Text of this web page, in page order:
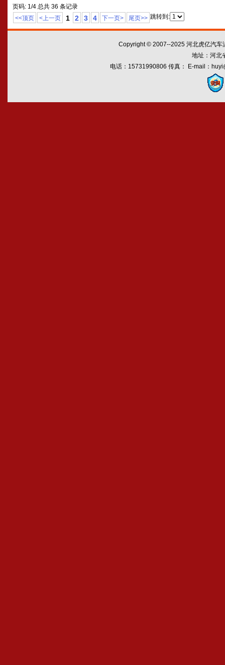
页码: 1/4 总共 36 条记录
<<顶页
<上一页 1 2 3 4 下一页> 尾页>> 跳转到:
Copyright © 2007--2025 河北虎亿汽
地址：河北
电话：15731990806 传真： E-mail：